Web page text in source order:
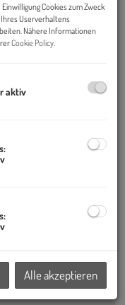
Erfolgreich vermietet
vermietet
Cookies zum Zweck
Userverhaltens
Nähere Informationen
Cookie Policy
aktiv
Alle akzeptieren